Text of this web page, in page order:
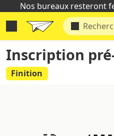
Nos bureaux resteront
Inscription
Finition